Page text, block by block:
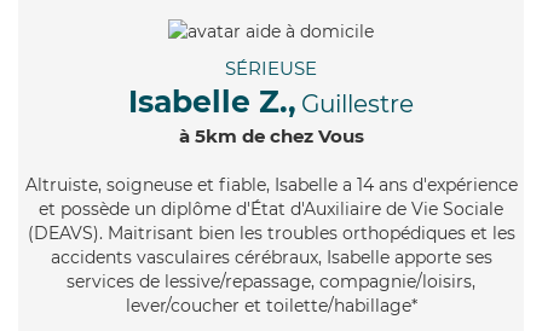
SÉRIEUSE
Isabelle Z., Guillestre
à 5km de chez Vous
Altruiste, soigneuse et fiable, Isabelle a 14 ans d'expérience
et possède un diplôme d'État d'Auxiliaire de Vie Sociale
(DEAVS). Maitrisant bien les troubles orthopédiques et les
accidents vasculaires cérébraux, Isabelle apporte ses
services de lessive/repassage, compagnie/loisirs,
lever/coucher et toilette/habillage*